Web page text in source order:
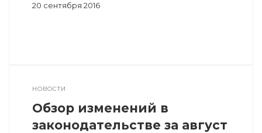
20 сентября 2016
НОВОСТИ
Обзор изменений в
законодательстве за август